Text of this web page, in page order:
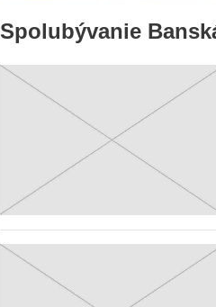
Spolubývanie